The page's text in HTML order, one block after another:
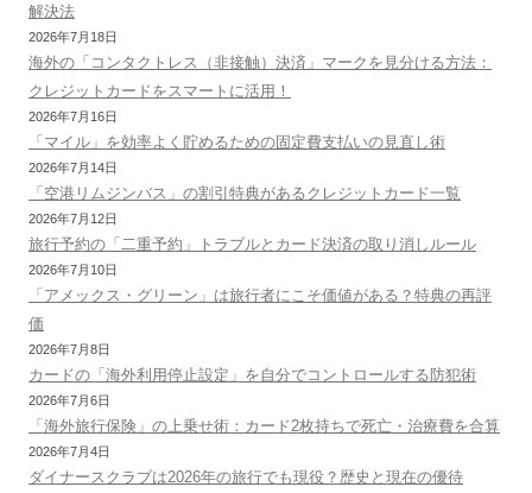
解決法
2026年7月18日
海外の「コンタクトレス（非接触）決済」マークを見分ける方法：
クレジットカードをスマートに活用！
2026年7月16日
「マイル」を効率よく貯めるための固定費支払いの見直し術
2026年7月14日
「空港リムジンバス」の割引特典があるクレジットカード一覧
2026年7月12日
旅行予約の「二重予約」トラブルとカード決済の取り消しルール
2026年7月10日
「アメックス・グリーン」は旅行者にこそ価値がある？特典の再評
価
2026年7月8日
カードの「海外利用停止設定」を自分でコントロールする防犯術
2026年7月6日
「海外旅行保険」の上乗せ術：カード2枚持ちで死亡・治療費を合算
2026年7月4日
ダイナースクラブは2026年の旅行でも現役？歴史と現在の優待